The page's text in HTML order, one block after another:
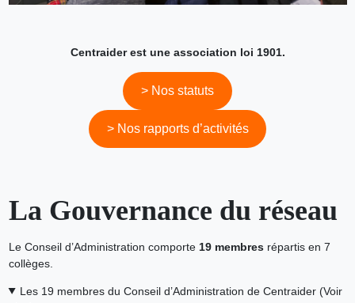
Centraider est une association loi 1901.
> Nos statuts
> Nos rapports d’activités
La Gouvernance du réseau
Le Conseil d’Administration comporte 19 membresrépartis en 7
collèges.
Les 19 membres du Conseil d’Administration de Centraider (Voir